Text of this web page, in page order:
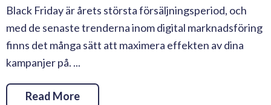
Black Friday är årets största försäljningsperiod, och
med de senaste trenderna inom digital marknadsföring
finns det många sätt att maximera effekten av dina
kampanjer på. ...
Read More